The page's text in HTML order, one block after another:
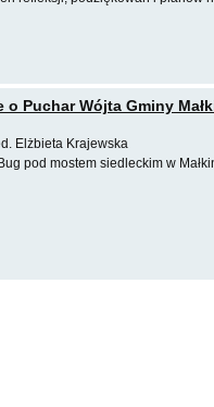
Puchar Wójta Gminy
Elżbieta Krajewska
pod mostem siedleckim w